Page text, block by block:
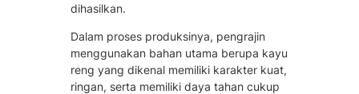
dihasilkan.
Dalam proses produksinya, pengrajin
menggunakan bahan utama berupa kayu
reng yang dikenal memiliki karakter kuat,
ringan, serta memiliki daya tahan cukup